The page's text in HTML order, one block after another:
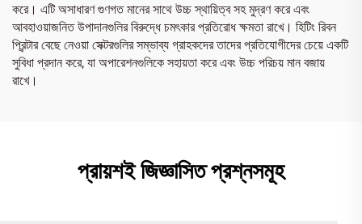
করে। এটি অসাধারণ গুণগত মানের সাথে উচ্চ স্থায়িত্ব সহ মুদ্রণ করে এবং
আবহাওয়াজনিত উপাদানগুলির বিরুদ্ধে চমৎকার প্রতিরোধ ক্ষমতা রাখে। হিটিং রিবন
প্রিন্টার বেছে নেওয়া সেক্টরগুলির সম্ভাব্য গ্রাহকদের তাদের প্রতিযোগীদের চেয়ে একটি
সুবিধা প্রদান করে, যা অপারেশনগুলিকে সহায়তা করে এবং উচ্চ পরিচয় মান বজায়
রাখে।
প্রায়শই জিজ্ঞাসিত প্রশ্নসমূহ